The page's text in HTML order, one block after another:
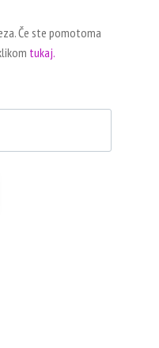
Če ste pomotoma
tukaj.